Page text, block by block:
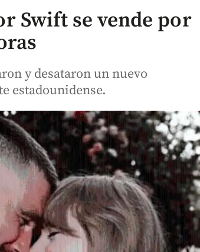
Swift se vende por
y desataron un nuevo
estadounidense.